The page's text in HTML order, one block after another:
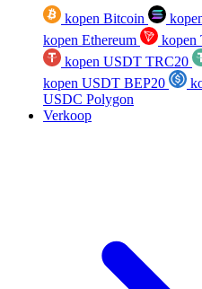
kopen Bitcoin
kopen Ethereum
kopen
kopen USDT TRC20
kopen USDT BEP20
USDC Polygon
Verkoop